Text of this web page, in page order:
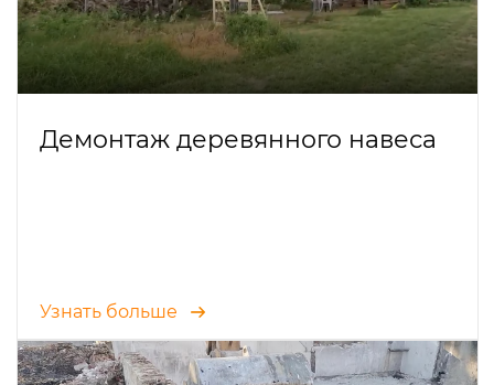
Демонтаж деревянного навеса
Узнать больше